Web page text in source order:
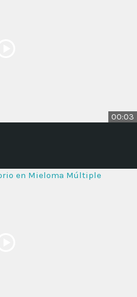
00:03